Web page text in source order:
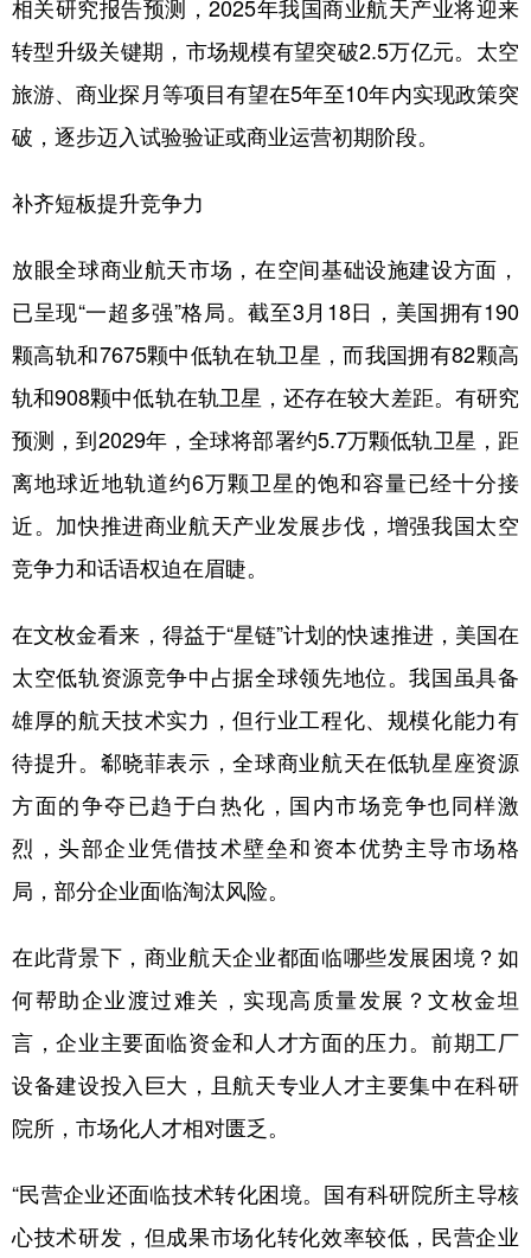
相关研究报告预测，2025年我国商业航天产业将迎来
转型升级关键期，市场规模有望突破2.5万亿元。太空
旅游、商业探月等项目有望在5年至10年内实现政策突
破，逐步迈入试验验证或商业运营初期阶段。
补齐短板提升竞争力
放眼全球商业航天市场，在空间基础设施建设方面，
已呈现“一超多强”格局。截至3月18日，美国拥有190
颗高轨和7675颗中低轨在轨卫星，而我国拥有82颗高
轨和908颗中低轨在轨卫星，还存在较大差距。有研究
预测，到2029年，全球将部署约5.7万颗低轨卫星，距
离地球近地轨道约6万颗卫星的饱和容量已经十分接
近。加快推进商业航天产业发展步伐，增强我国太空
竞争力和话语权迫在眉睫。
在文枚金看来，得益于“星链”计划的快速推进，美国在
太空低轨资源竞争中占据全球领先地位。我国虽具备
雄厚的航天技术实力，但行业工程化、规模化能力有
待提升。郗晓菲表示，全球商业航天在低轨星座资源
方面的争夺已趋于白热化，国内市场竞争也同样激
烈，头部企业凭借技术壁垒和资本优势主导市场格
局，部分企业面临淘汰风险。
在此背景下，商业航天企业都面临哪些发展困境？如
何帮助企业渡过难关，实现高质量发展？文枚金坦
言，企业主要面临资金和人才方面的压力。前期工厂
设备建设投入巨大，且航天专业人才主要集中在科研
院所，市场化人才相对匮乏。
“民营企业还面临技术转化困境。国有科研院所主导核
心技术研发，但成果市场化转化效率较低，民营企业